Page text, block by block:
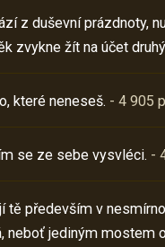
z duševní prázdnoty,
zvykne žít na účet
které neneseš. - 4 905
se ze sebe vysvléci. -
tě především v
neboť jediným mostem